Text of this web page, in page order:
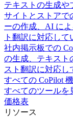
テキストの生成や
サイトとストアで
ーの作成、AI に
ト翻訳に対応して
社内掲示板での
の生成、テキスト
スト翻訳に対応し
すべての CoPilot
すべてのツールを
価格表
リソース